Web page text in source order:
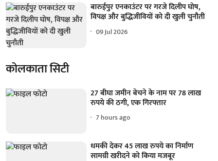
बारुईपुर एनकाउंटर पर गरजे दिलीप घोष,
विपक्ष और बुद्धिजीवियों को दी खुली चुनौती
09 Jul 2026
कोलकाता सिटी
27 बीघा जमीन बेचने के नाम पर 78 लाख
रुपये की ठगी, एक गिरफ्तार
7 hours ago
धमकी देकर 45 लाख रुपये का निर्माण
सामग्री खरीदने को किया मजबूर